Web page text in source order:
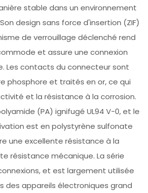
stable dans un environnement
design sans force d'insertion (ZIF)
de verrouillage déclenché rend
et assure une connexion
Les contacts du connecteur sont
phosphore et traités en or, ce qui
et la résistance à la corrosion.
(PA) ignifugé UL94 V-0, et le
est en polystyrène sulfonate
une excellente résistance à la
résistance mécanique. La série
et est largement utilisée
des appareils électroniques grand